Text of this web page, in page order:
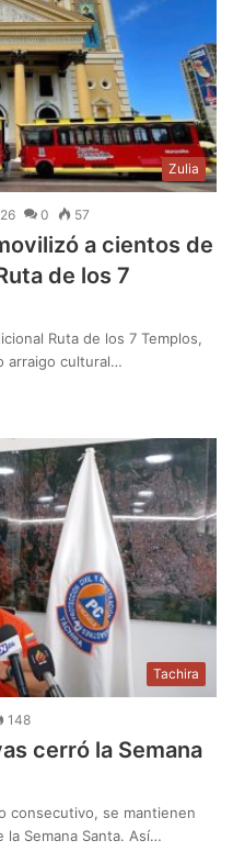
Zulia
0 57
a cientos de
de los 7
Ruta de los 7 Templos,
arraigo cultural…
Tachira
148
cerró la Semana
consecutivo, se mantienen
Semana Santa. Así…